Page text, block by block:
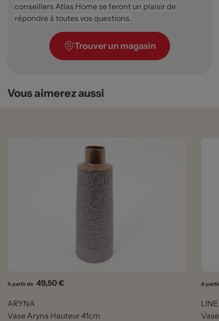
conseillers Atlas Home se feront un plaisir de
répondre à toutes vos questions.
Trouver un magasin
Vous aimerez aussi
A partir de Prix
49,50 €
ARYNA
Vase Aryna Hauteur 41cm
A
LINE